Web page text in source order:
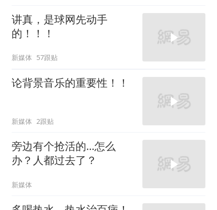
讲真，是球网先动手
的！！！
新媒体 57跟贴
论背景音乐的重要性！！
新媒体 2跟贴
旁边有个抢活的…怎么
办？人都过去了？
新媒体